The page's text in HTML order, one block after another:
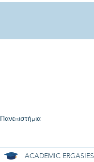
Πανεπιστήμια
ACADEMIC ERGASIES